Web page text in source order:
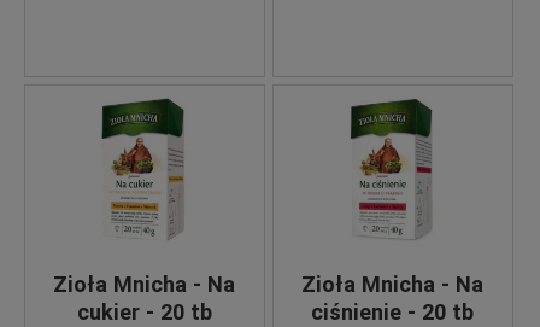
Zioła Mnicha - Na
cukier - 20 tb
Zioła Mnicha - Na
ciśnienie - 20 tb